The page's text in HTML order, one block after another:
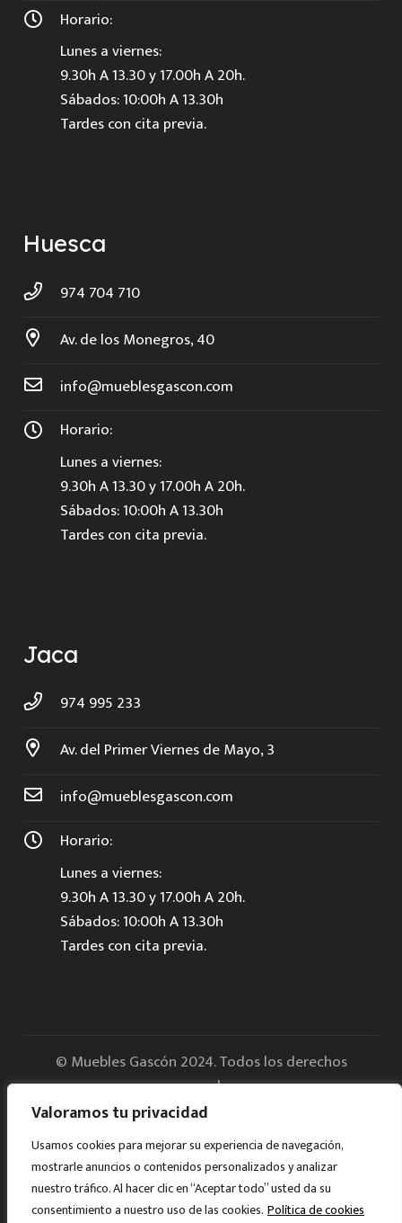
Valoramos tu privacidad
Usamos cookies para mejorar su experiencia de navegación,
mostrarle anuncios o contenidos personalizados y analizar
nuestro tráfico. Al hacer clic en “Aceptar todo” usted da su
consentimiento a nuestro uso de las cookies. Política de cookies
Horario:
Lunes a viernes:
9.30h A 13.30 y 17.00h A 20h.
Sábados: 10:00h A 13.30h
Tardes con cita previa.
Huesca
974 704 710
Av. de los Monegros, 40
info@mueblesgascon.com
Horario:
Lunes a viernes:
9.30h A 13.30 y 17.00h A 20h.
Sábados: 10:00h A 13.30h
Tardes con cita previa.
Jaca
974 995 233
Av. del Primer Viernes de Mayo, 3
info@mueblesgascon.com
Horario:
Lunes a viernes:
9.30h A 13.30 y 17.00h A 20h.
Sábados: 10:00h A 13.30h
Tardes con cita previa.
© Muebles Gascón 2024. Todos los derechos
reservados.
Aviso legal
Política de Privacidad